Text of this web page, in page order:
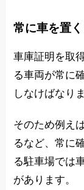
常に車を置
車庫証明を取
る車両が常に
しなけばなり
そのため例え
るなど、常に
る駐車場では
があります。